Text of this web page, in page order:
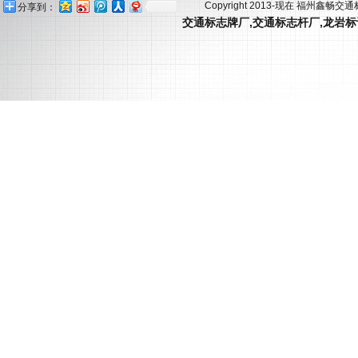
分享到： Copyright 2013-现在 福州鑫畅交
交通标志牌厂,交通标志杆厂,龙岩